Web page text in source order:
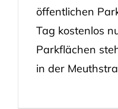
öffentlichen
Tag kostenlos
Parkflächen
in der